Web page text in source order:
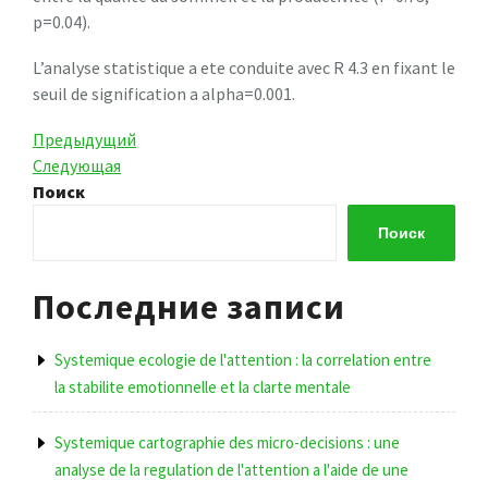
p=0.04).
L’analyse statistique a ete conduite avec R 4.3 en fixant le
seuil de signification a alpha=0.001.
Навигация
по
записям
Предыдущая
запись
Предыдущий
Следующая
запись
Следующая
Поиск
Поиск
Последние записи
Systemique ecologie de l'attention : la correlation entre
la stabilite emotionnelle et la clarte mentale
Systemique cartographie des micro-decisions : une
analyse de la regulation de l'attention a l'aide de une